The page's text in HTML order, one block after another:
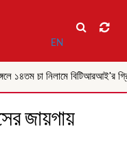
EN
১৪তম চা নিলামে বিটিআরআই'র
জায়গায়